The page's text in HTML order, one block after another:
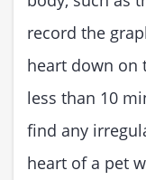
record the
heart down on
less than 10
find any
heart of a pet